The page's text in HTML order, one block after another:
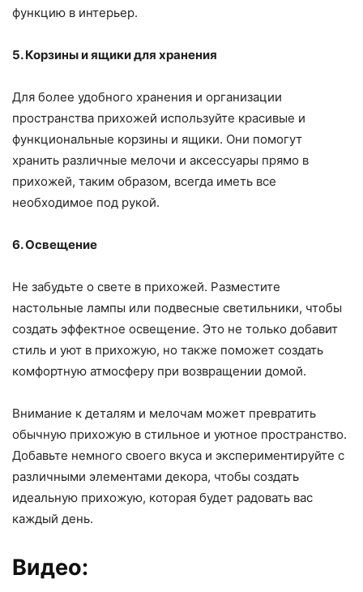
функцию в интерьер.
5. Корзины и ящики для хранения
Для более удобного хранения и организации
пространства прихожей используйте красивые и
функциональные корзины и ящики. Они помогут
хранить различные мелочи и аксессуары прямо в
прихожей, таким образом, всегда иметь все
необходимое под рукой.
6. Освещение
Не забудьте о свете в прихожей. Разместите
настольные лампы или подвесные светильники, чтобы
создать эффектное освещение. Это не только добавит
стиль и уют в прихожую, но также поможет создать
комфортную атмосферу при возвращении домой.
Внимание к деталям и мелочам может превратить
обычную прихожую в стильное и уютное пространство.
Добавьте немного своего вкуса и экспериментируйте с
различными элементами декора, чтобы создать
идеальную прихожую, которая будет радовать вас
каждый день.
Видео: